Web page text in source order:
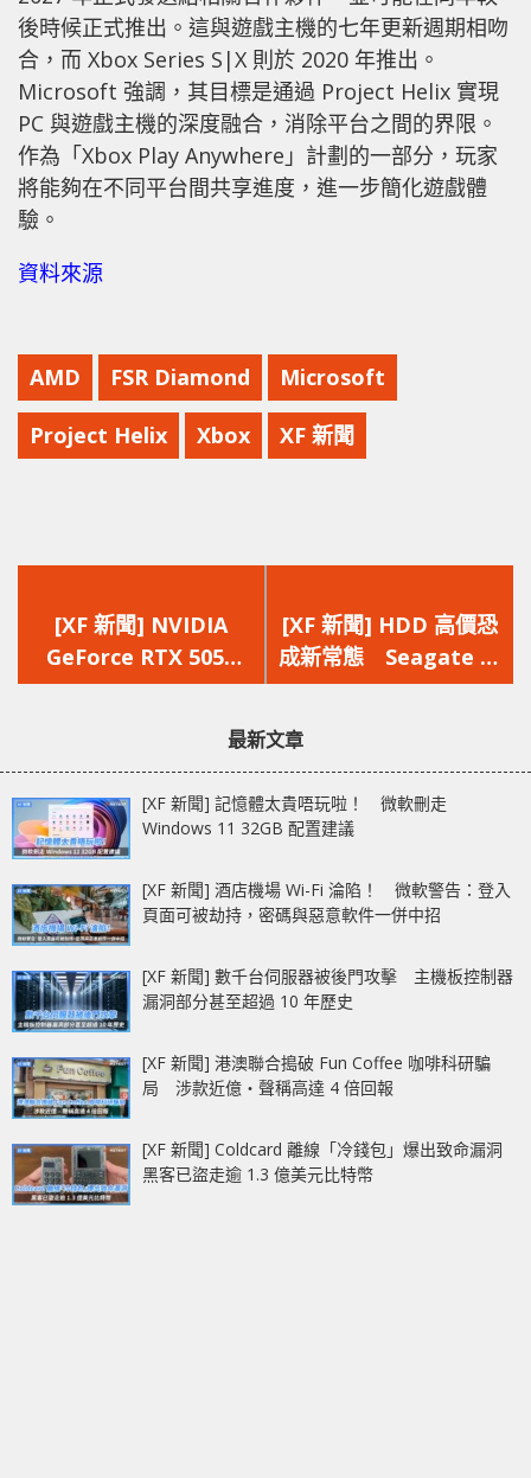
後時候正式推出。這與遊戲主機的七年更新週期相吻
合，而 Xbox Series S|X 則於 2020 年推出。
Microsoft 強調，其目標是通過 Project Helix 實現
PC 與遊戲主機的深度融合，消除平台之間的界限。
作為「Xbox Play Anywhere」計劃的一部分，玩家
將能夠在不同平台間共享進度，進一步簡化遊戲體
驗。
資料來源
AMD FSR Diamond Microsoft
Project Helix Xbox XF 新聞
一
篇
文
[XF 新聞] NVIDIA
GeForce RTX 5050
9GB 曝光 GB206
GDDR7 記憶體‧130W
一
篇
文
[XF 新聞] HDD 高價恐
成新常態 Seagate 表
示 AI 需求引發存儲價
最新文章
[XF 新聞] 記憶體太貴唔玩啦！ 微軟刪走
Windows 11 32GB 配置建議
[XF 新聞] 酒店機場 Wi-Fi 淪陷！ 微軟警告：登入
頁面可被劫持，密碼與惡意軟件一併中招
[XF 新聞] 數千台伺服器被後門攻擊 主機板控制器
漏洞部分甚至超過 10 年歷史
[XF 新聞] 港澳聯合搗破 Fun Coffee 咖啡科研騙
局 涉款近億‧聲稱高達 4 倍回報
[XF 新聞] Coldcard 離線「冷錢包」爆出致命漏洞
黑客已盜走逾 1.3 億美元比特幣